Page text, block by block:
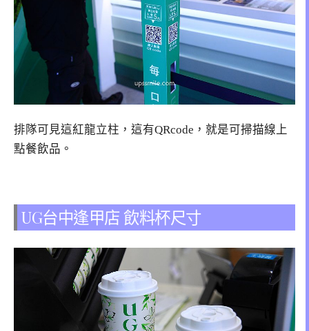
排隊可見這紅龍立柱，這有QRcode，就是可掃描線上
點餐飲品。
UG台中逢甲店 飲料杯尺寸